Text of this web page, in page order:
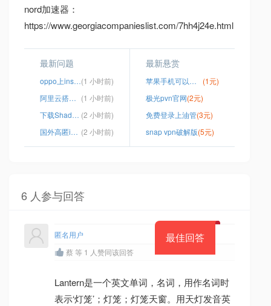
nord加速器：
https://www.georgiacompanieslist.com/7hh4j24e.html
最新问题
oppo上ins用什么软件(1 小时前)
阿里云搭酸酸乳教程 (1 小时前)
下载ShadowProxy (2 小时前)
国外高匿ip代理 (2 小时前)
最新悬赏
苹果手机可以用ins吗
(1元)
极光pvn官网(2元)
免费登录上油管(3元)
snap vpn破解版(5元)
6 人参与回答
最佳回答
匿名用户
蔡 等 1 人赞同该回答
Lantern是一个英文单词，名词，用作名词时
表示‘灯笼’；灯笼；灯笼天窗。用天灯发音英